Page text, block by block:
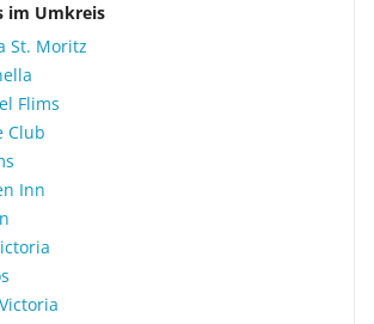
im Umkreis
St. Moritz
Flims
Club
Inn